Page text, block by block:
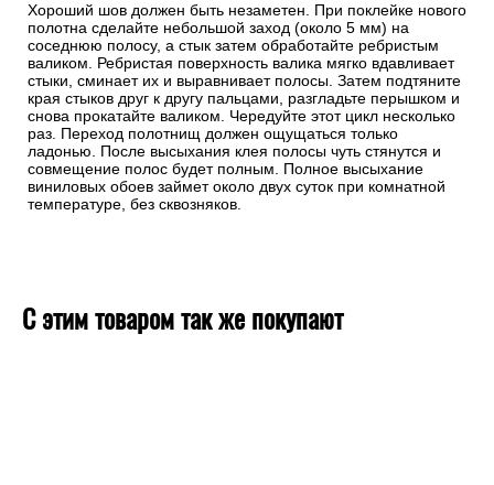
Хороший шов должен быть незаметен. При поклейке нового
полотна сделайте небольшой заход (около 5 мм) на
соседнюю полосу, а стык затем обработайте ребристым
валиком. Ребристая поверхность валика мягко вдавливает
стыки, сминает их и выравнивает полосы. Затем подтяните
края стыков друг к другу пальцами, разгладьте перышком и
снова прокатайте валиком. Чередуйте этот цикл несколько
раз. Переход полотнищ должен ощущаться только
ладонью. После высыхания клея полосы чуть стянутся и
совмещение полос будет полным. Полное высыхание
виниловых обоев займет около двух суток при комнатной
температуре, без сквозняков.
С этим товаром так же покупают